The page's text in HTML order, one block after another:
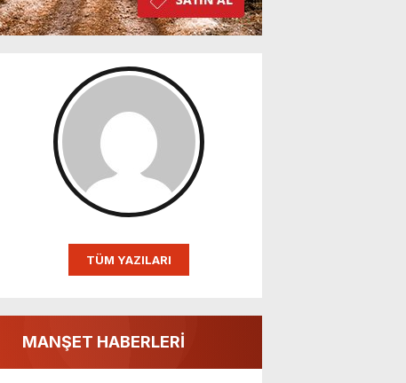
TÜM YAZILARI
MANŞET HABERLERİ